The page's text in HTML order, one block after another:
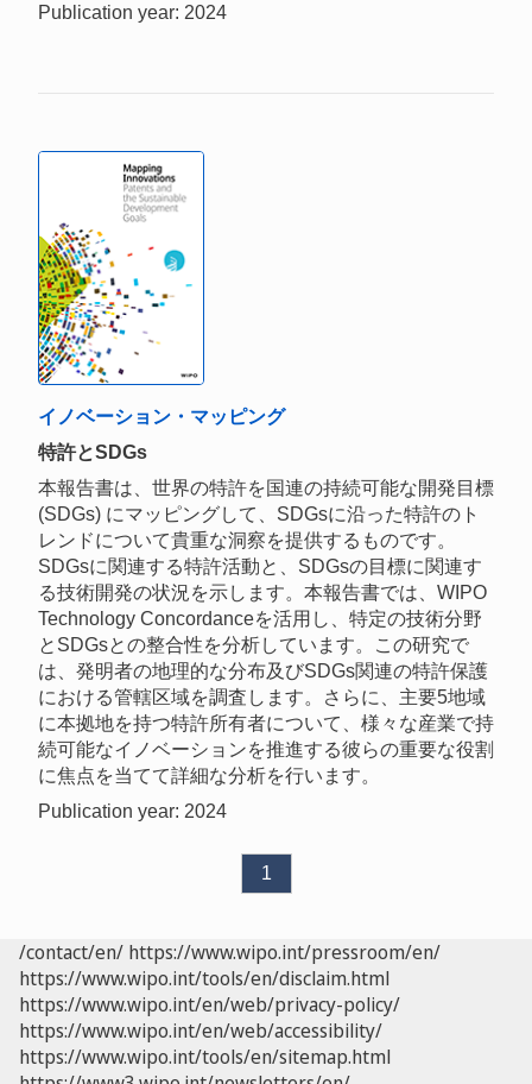
Publication year: 2024
イノベーション・マッピング
特許とSDGs
本報告書は、世界の特許を国連の持続可能な開発目標
(SDGs) にマッピングして、SDGsに沿った特許のト
レンドについて貴重な洞察を提供するものです。
SDGsに関連する特許活動と、SDGsの目標に関連す
る技術開発の状況を示します。本報告書では、WIPO
Technology Concordanceを活用し、特定の技術分野
とSDGsとの整合性を分析しています。この研究で
は、発明者の地理的な分布及びSDGs関連の特許保護
における管轄区域を調査します。さらに、主要5地域
に本拠地を持つ特許所有者について、様々な産業で持
続可能なイノベーションを推進する彼らの重要な役割
に焦点を当てて詳細な分析を行います。
Publication year: 2024
1
/contact/en/ https://www.wipo.int/pressroom/en/
https://www.wipo.int/tools/en/disclaim.html
https://www.wipo.int/en/web/privacy-policy/
https://www.wipo.int/en/web/accessibility/
https://www.wipo.int/tools/en/sitemap.html